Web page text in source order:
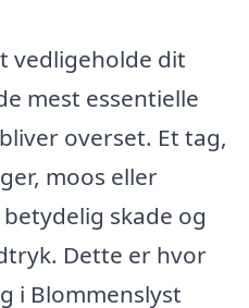
vedligeholde dit
mest essentielle
overset. Et tag,
moos eller
skade og
Dette er hvor
i Blommenslyst